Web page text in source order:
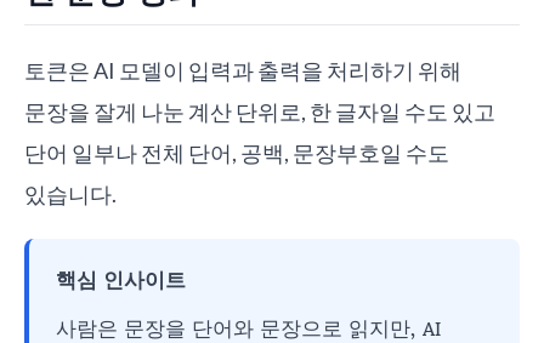
토큰은 AI 모델이 입력과 출력을 처리하기 위해
문장을 잘게 나눈 계산 단위로, 한 글자일 수도 있고
단어 일부나 전체 단어, 공백, 문장부호일 수도
있습니다.
핵심 인사이트
사람은 문장을 단어와 문장으로 읽지만, AI